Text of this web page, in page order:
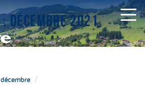
décembre
:DÉCEMBRE 2021